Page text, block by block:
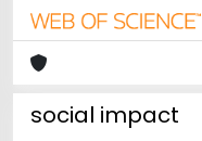
social impact